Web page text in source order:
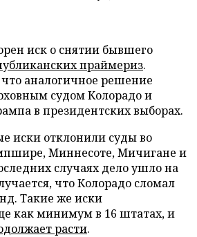
иск о снятии бывшего
праймериз.
аналогичное решение
судом Колорадо и
в президентских выборах.
иски отклонили суды во
Миннесоте, Мичигане и
случаях дело ушло на
что Колорадо сломал
Такие же иски
как минимум в 16 штатах, и
расти.